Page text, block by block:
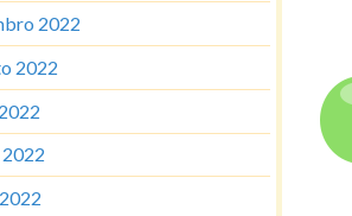
2022
2022
2022